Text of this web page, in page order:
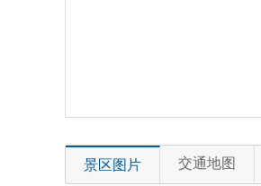
景区图片 交通地图